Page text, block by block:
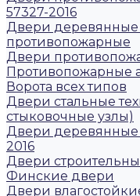
57327-2016
Двери
противопожарные
Двери
Противопожарные
Ворота всех типов
Двери стальные
стыковочные узлы)
Двери деревянные
2016
Двери
Финские двери
Двери